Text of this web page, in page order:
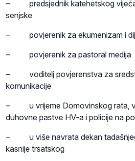
– predsjednik katehetskog vijeća
senjske
– povjerenik za ekumenizam i
– povjerenik za pastoral medija
– voditelj povjerenstva za
komunikacije
– u vrijeme Domovinskog rata,
duhovne pastve HV-a i policije na
– u više navrata dekan
kasnije trsatskog